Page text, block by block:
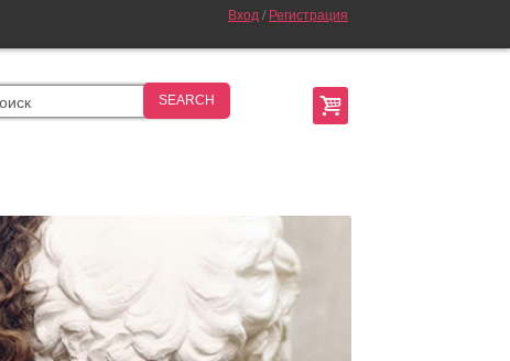
Вход / Регистрация